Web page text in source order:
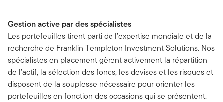
Gestion active par des spécialistes
Les portefeuilles tirent parti de l’expertise mondiale et de la
recherche de Franklin Templeton Investment Solutions. Nos
spécialistes en placement gèrent activement la répartition
de l’actif, la sélection des fonds, les devises et les risques et
disposent de la souplesse nécessaire pour orienter les
portefeuilles en fonction des occasions qui se présentent.